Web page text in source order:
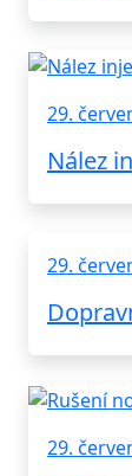
29.
Nález
29.
29.